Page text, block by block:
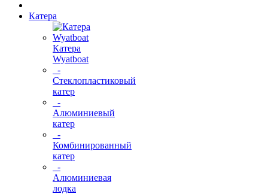
Катера
Катера
Wyatboat
-
Cтеклопластиковый
катер
-
Алюминиевый
катер
-
Комбинированный
катер
-
Алюминиевая
лодка